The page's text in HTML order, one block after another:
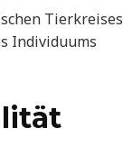
Tierkreises
Individuums